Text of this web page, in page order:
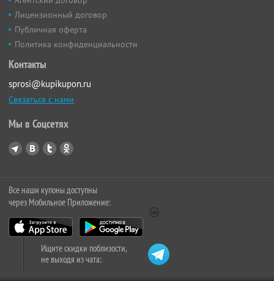
Лицензионный договор
Публичная оферта
Политика конфиденциальности
Контакты
sprosi@kupikupon.ru
Связаться с нами
Мы в Соцсетях
Все наши купоны доступны
через Мобильное Приложение:
Ищите скидки поблизости,
не выходя из чата: